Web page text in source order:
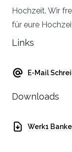
Hochzeit. Wir
für eure
Links
E-Mail
Downloads
Werk1